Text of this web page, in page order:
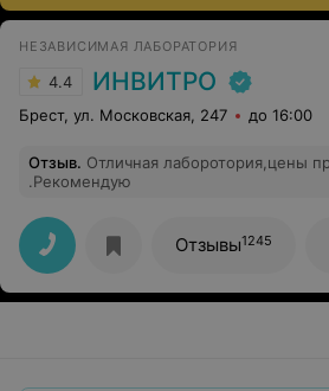
НЕЗАВИСИМАЯ ЛАБОРАТОРИЯ
4.4 ИНВИТРО
Брест, ул. Московская, 247 до 16:00
Отзыв. Отличная лаборотория,цены приемленные
.Рекомендую
Отзывы1245